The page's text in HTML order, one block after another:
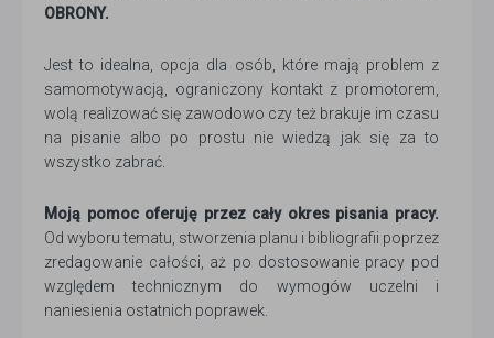
OBRONY.
Jest to idealna, opcja dla osób, które mają problem z
samomotywacją, ograniczony kontakt z promotorem,
wolą realizować się zawodowo czy też brakuje im czasu
na pisanie albo po prostu nie wiedzą jak się za to
wszystko zabrać.
Moją pomoc oferuję przez cały okres pisania pracy.
Od wyboru tematu, stworzenia planu i bibliografii poprzez
zredagowanie całości, aż po dostosowanie pracy pod
względem technicznym do wymogów uczelni i
naniesienia ostatnich poprawek.